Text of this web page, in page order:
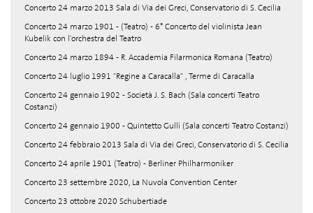
Concerto 24 marzo 2013 Sala di Via dei Greci, Conservatorio di S. Cecilia
Concerto 24 marzo 1901 - (Teatro) - 6° Concerto del violinista Jean
Kubelik con l'orchestra del Teatro
Concerto 24 marzo 1894 - R. Accademia Filarmonica Romana (Teatro)
Concerto 24 luglio 1991 "Regine a Caracalla" , Terme di Caracalla
Concerto 24 gennaio 1902 - Società J. S. Bach (Sala concerti Teatro
Costanzi)
Concerto 24 gennaio 1900 - Quintetto Gullì (Sala concerti Teatro Costanzi)
Concerto 24 febbraio 2013 Sala di Via dei Greci, Conservatorio di S. Cecilia
Concerto 24 aprile 1901 (Teatro) - Berliner Philharmoniker
Concerto 23 settembre 2020, La Nuvola Convention Center
Concerto 23 ottobre 2020 Schubertiade